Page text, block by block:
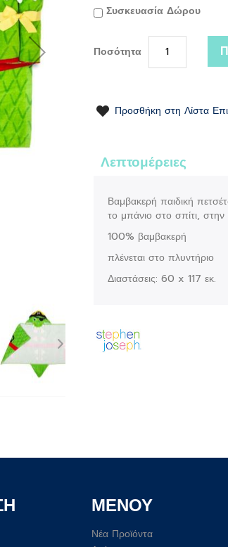
Συσκευασία Δώρου
Ποσότητα
Προσθήκη στη Λίστα
Λεπτομέρειες
Βαμβακερή παιδική
το μπάνιο στο σπίτι,
100% βαμβακερή
πλένεται στο πλυντήριο
Διαστάσεις: 60 x 117 εκ.
ΜΕΝΟΥ
Νέα Προϊόντα